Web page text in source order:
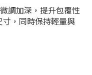
調加深，提升包覆性
，同時保持輕量與